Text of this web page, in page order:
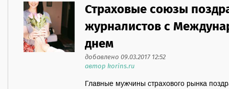
Страховые союзы
журналистов с
днем
добавлено 09.03.2017 12:52
автор korins.ru
Главные мужчины страхового рынка